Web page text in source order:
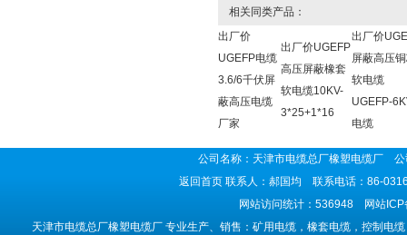
相关同类产品：
出厂价
UGEFP电缆
3.6/6千伏屏
蔽高压电缆
厂家
出厂价UGEFP
高压屏蔽橡套
软电缆10KV-
3*25+1*16
出厂价
屏蔽高压
软电缆
UGEFP-
电缆
公司名称：天津市电缆总厂橡塑电缆厂
返回首页联系人：郝国均 联系电话：86-
网站访问统计：536948 网站ICP
天津市电缆总厂橡塑电缆厂 专业生产、销售：矿用电缆，橡套电缆，控制电